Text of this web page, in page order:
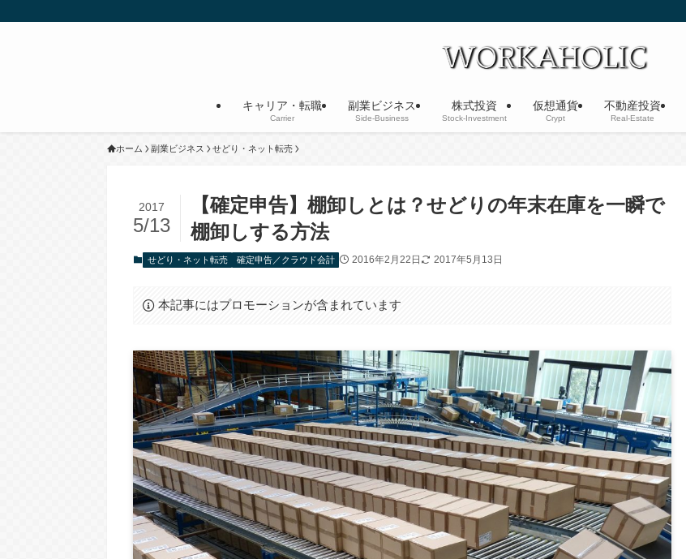
キャリア・転職
Carrier
副業ビジネス
Side-Business
株式投資
Stock-Investment
仮想通貨
Crypt
不動産投資
Real-Estate
ホーム 副業ビジネス せどり・ネット転売
【確定申告】棚卸しとは？せどりの年末在庫を一瞬で
棚卸しする方法
2017
5/13
せどり・ネット転売 確定申告／クラウド会計 2016年2月22日 2017年5月13日
本記事にはプロモーションが含まれています